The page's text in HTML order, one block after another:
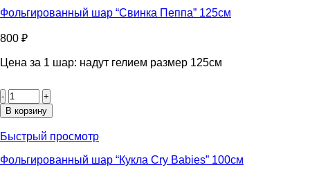
Коржик”
Фольгированный шар “Свинка Пеппа” 125см
800 ₽
Цена за 1 шар: надут гелием размер 125см
товара
Фольгированный
"Свинка
125см
В корзину
Быстрый просмотр
Фольгированный шар “Кукла Cry Babies” 100см